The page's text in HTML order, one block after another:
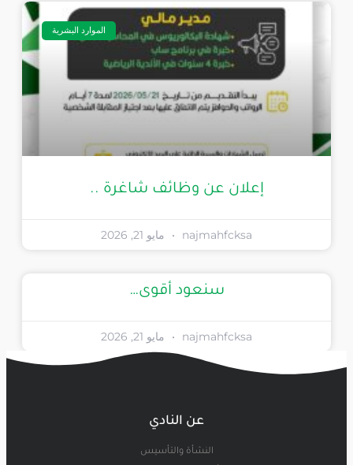
الموارد البشرية
إعلان عن وظائف شاغرة ..
najmahfcksa مايو 21, 2026
سنعود أقوى…
najmahfcksa مايو 21, 2026
عن النادي
النشأة والتأسيس